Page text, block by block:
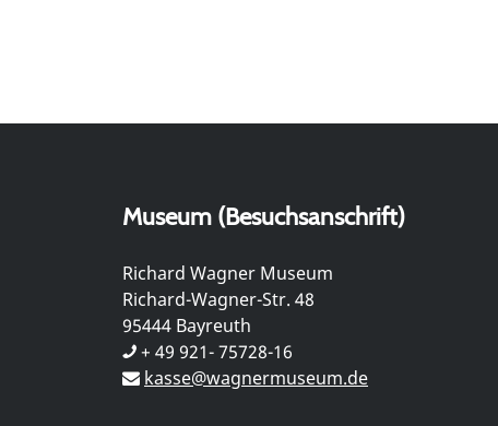
Museum (Besuchsanschrift)
Richard Wagner Museum
Richard-Wagner-Str. 48
95444 Bayreuth
+ 49 921- 75728-16
kasse@wagnermuseum.de